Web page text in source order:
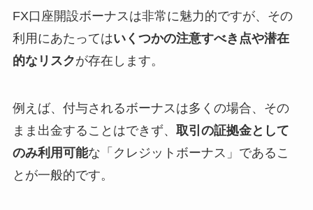
FX口座開設ボーナスは非常に魅力的ですが、その
利用にあたってはいくつかの注意すべき点や潜在
的なリスクが存在します。
例えば、付与されるボーナスは多くの場合、その
まま出金することはできず、 取引の証拠金として
のみ利用可能な「クレジットボーナス」であるこ
とが一般的です。